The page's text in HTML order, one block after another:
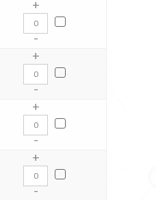
+
-
+
-
+
-
+
-